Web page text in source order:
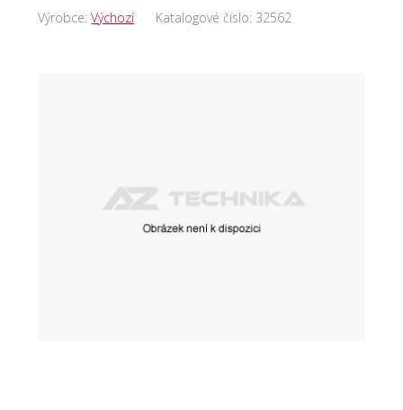
Výrobce:Výchozí Katalogové číslo: 32562